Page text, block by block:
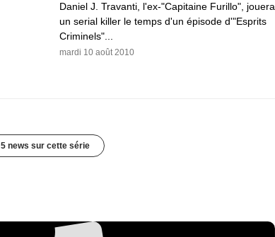
Daniel J. Travanti, l'ex-"Capitaine Furillo", jouera
un serial killer le temps d'un épisode d'"Esprits
Criminels"...
mardi 10 août 2010
5 news sur cette série